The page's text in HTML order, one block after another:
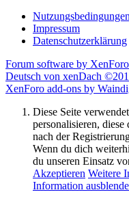
Nutzungsbedingungen
Impressum
Datenschutzerklärung
Forum software by
Deutsch von xenDach
XenForo add-ons by
Diese Seite
personalisieren,
nach der
Wenn du dich
du unseren Einsatz
Akzeptieren Weitere
Information